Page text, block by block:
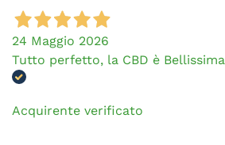
24 Maggio 2026
Tutto perfetto, la CBD è Bellissima
Acquirente verificato